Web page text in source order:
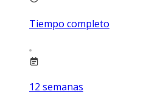
Tiempo completo
12 semanas